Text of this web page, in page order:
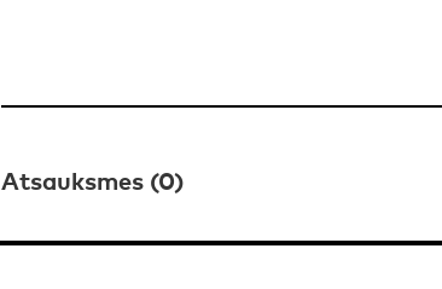
Atsauksmes (0)